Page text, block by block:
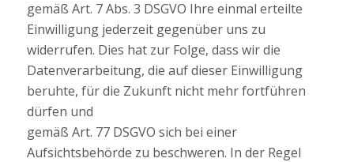
gemäß Art. 7 Abs. 3 DSGVO Ihre einmal erteilte
Einwilligung jederzeit gegenüber uns zu
widerrufen. Dies hat zur Folge, dass wir die
Datenverarbeitung, die auf dieser Einwilligung
beruhte, für die Zukunft nicht mehr fortführen
dürfen und
gemäß Art. 77 DSGVO sich bei einer
Aufsichtsbehörde zu beschweren. In der Regel